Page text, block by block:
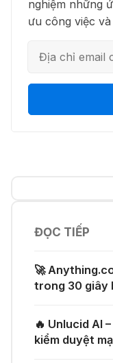
🍎
trình
15 Thg
05
👗
với
💻
thông
trình
👨‍💻
🤙
minh
nghiệm những
ưu công việc
ĐỌC TIẾP
🚀
trong 30 giây
🔥 Unlucid AI
kiểm duyệt